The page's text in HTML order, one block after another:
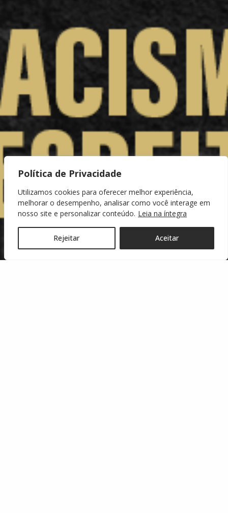
Política de Privacidade
Utilizamos cookies para oferecer melhor experiência,
melhorar o desempenho, analisar como você interage em
nosso site e personalizar conteúdo. Leia na íntegra
Rejeitar Aceitar